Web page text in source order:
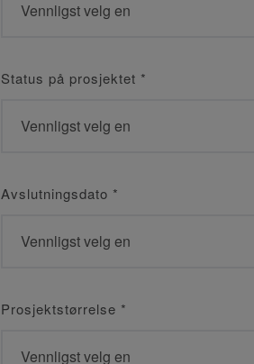
Status på prosjektet *
Avslutningsdato *
Prosjektstørrelse *